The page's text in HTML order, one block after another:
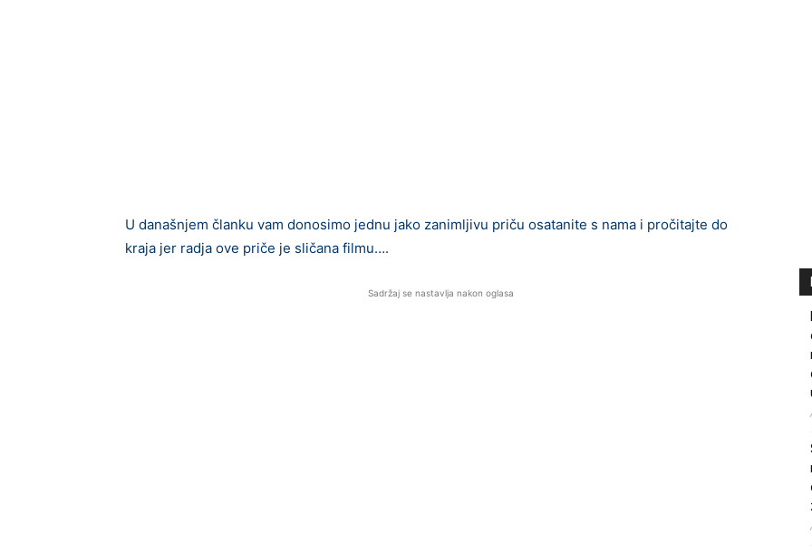
U današnjem članku vam donosimo jednu jako zanimljivu priču osatanite s nama i pročitajte do
kraja jer radja ove priče je sličana filmu….
Sadržaj se nastavlja nakon oglasa